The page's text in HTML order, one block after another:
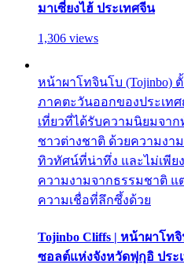
มาเซี่ยงไฮ้ ประเทศจีน
1,306 views
หน้าผาโทจินโบ (Tojinbo)
ภาคตะวันออกของประเท
เที่ยวที่ได้รับความนิยมจา
ชาวต่างชาติ ด้วยความงา
ทิวทัศน์ที่น่าทึ่ง และไม่เพีย
ความงามจากธรรมชาติ แ
ความเชื่อที่ลึกซึ้งด้วย
Tojinbo Cliffs | หน้าผาโ
ซอลต์แห่งจังหวัดฟุกุอิ ประ